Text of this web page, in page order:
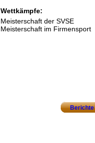
Wettkämpfe:
Meisterschaft der SVSE
Meisterschaft im Firmensport
Berichte